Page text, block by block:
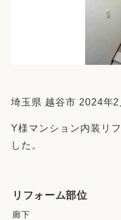
埼玉県 越谷市 2024年2
Y様マンション内装リ
した。
リフォーム部位
廊下